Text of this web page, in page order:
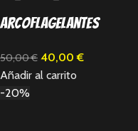
arcoflagelantes
50,00€ 40,00€
Añadir al carrito
-20%